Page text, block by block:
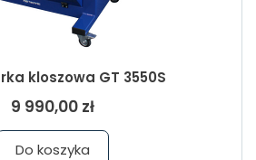
kloszowa GT 3550S
9 990,00 zł
Do koszyka